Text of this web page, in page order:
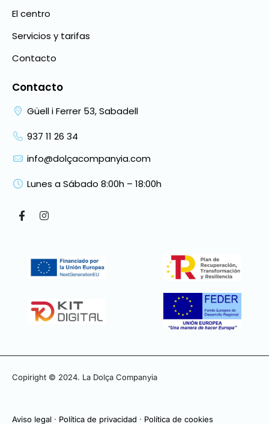
El centro
Servicios y tarifas
Contacto
Contacto
Güell i Ferrer 53, Sabadell
937 11 26 34
info@dolçacompanyia.com
Lunes a Sábado 8:00h – 18:00h
Copiright © 2024. La Dolça Companyia
Aviso legal · Política de privacidad · Política de cookies